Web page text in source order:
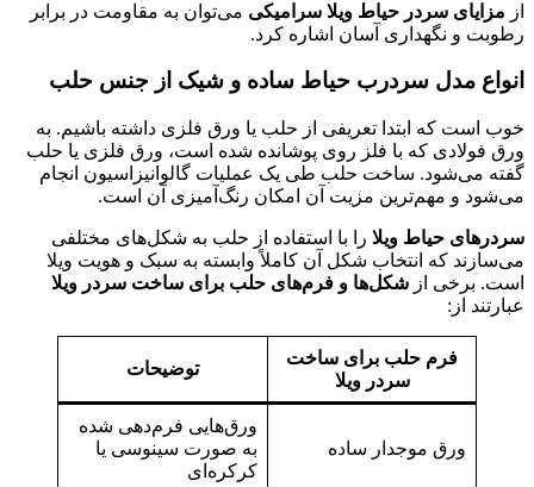
سردر حیاط ویلا سرامیکیمی‌توان به مقاومت در برابر
و نگهداری آسان اشاره کرد.
مدل سردرب حیاط ساده و شیک از جنس حلب
است که ابتدا تعریفی از حلب یا ورق فلزی داشته باشیم. به
فولادی که با فلز روی پوشانده شده است، ورق فلزی یا حلب
می‌شود. ساخت حلب طی یک عملیات گالوانیزاسیون انجام
و مهم‌ترین مزیت آن امکان رنگ‌آمیزی آن است.
حیاط ویلا را با استفاده از حلب به شکل‌های مختلفی
که انتخاب شکل آن کاملاً وابسته به سبک و هویت ویلا
برخی ازشکل‌ها و فرم‌های حلب برای ساخت سردر ویلا
از:
فرم حلب برای ساخت
سردر ویلا
توضیحات
ورق موجدار ساده
ورق‌هایی فرم‌دهی شده
به صورت سینوسی یا
کرکره‌ای